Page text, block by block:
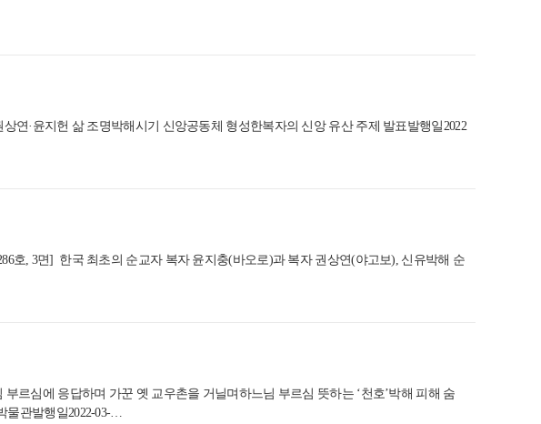
연·윤지헌 삶 조명박해시기 신앙공동체 형성한복자의 신앙 유산 주제 발표발행일2022
호, 3면] 한국 최초의 순교자 복자 윤지충(바오로)과 복자 권상연(야고보), 신유박해 순
르심에 응답하며 가꾼 옛 교우촌을 거닐며하느님 부르심 뜻하는 ‘천호’박해 피해 숨
물관발행일2022-03-…